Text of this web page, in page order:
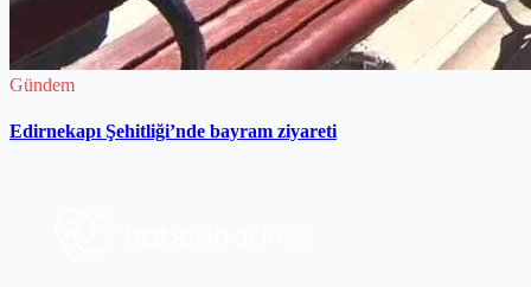
Gündem
Edirnekapı Şehitliği’nde bayram ziyareti